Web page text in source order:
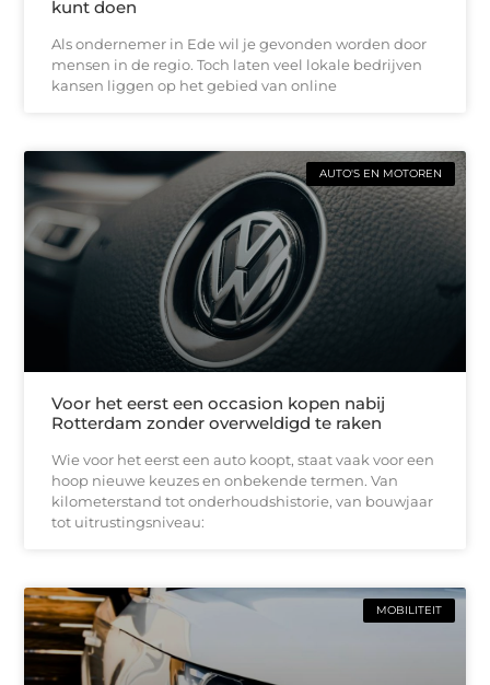
kunt doen
Als ondernemer in Ede wil je gevonden worden door
mensen in de regio. Toch laten veel lokale bedrijven
kansen liggen op het gebied van online
AUTO'S EN MOTOREN
Voor het eerst een occasion kopen nabij
Rotterdam zonder overweldigd te raken
Wie voor het eerst een auto koopt, staat vaak voor een
hoop nieuwe keuzes en onbekende termen. Van
kilometerstand tot onderhoudshistorie, van bouwjaar
tot uitrustingsniveau:
MOBILITEIT